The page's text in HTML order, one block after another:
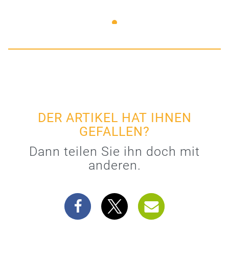
DER ARTIKEL HAT IHNEN
GEFALLEN?
Dann teilen Sie ihn doch mit
anderen.